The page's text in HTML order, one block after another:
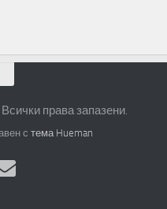
права запазени.
с тема Hueman